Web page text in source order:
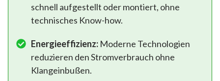
schnell aufgestellt oder montiert, ohne
technisches Know-how.
Energieeffizienz: Moderne Technologien
reduzieren den Stromverbrauch ohne
Klangeinbußen.